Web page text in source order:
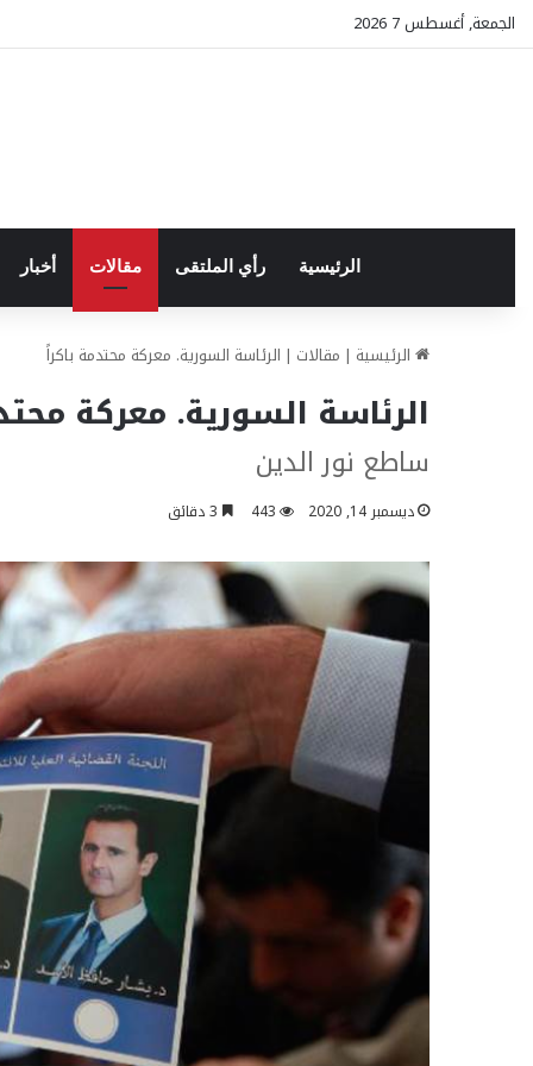
الجمعة, أغسطس 7 2026
الرئيسية رأي الملتقى مقالات أخبار
الرئيسية | مقالات | الرئاسة السورية. معركة محتدمة باكراً
الرئاسة السورية. معركة
ساطع نور الدين
ديسمبر 14, 2020 443